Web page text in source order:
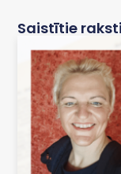
Saistītie raksti